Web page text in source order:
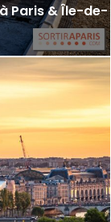
Paris & Île-de-